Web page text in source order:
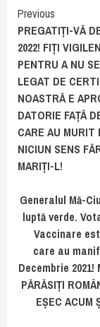
Continue
Reading
Previous
PREGATIȚI-VĂ
2022! FIȚI
PENTRU A NU
LEGAT DE
NOASTRĂ E
DATORIE FAȚĂ
CARE AU MURIT
NICIUN SENS
MARIȚI-L!
Generalul Mă-
luptă verde.
Vaccinare
care au
Decembrie 2021!
PĂRĂSIȚI
EȘEC ACUM